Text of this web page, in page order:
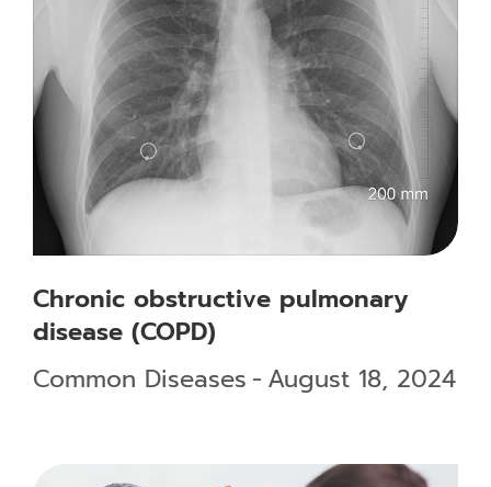
Chronic obstructive pulmonary
disease (COPD)
Common Diseases
August 18, 2024